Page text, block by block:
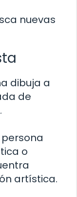
nuevas
dibuja a
de
o
artística.